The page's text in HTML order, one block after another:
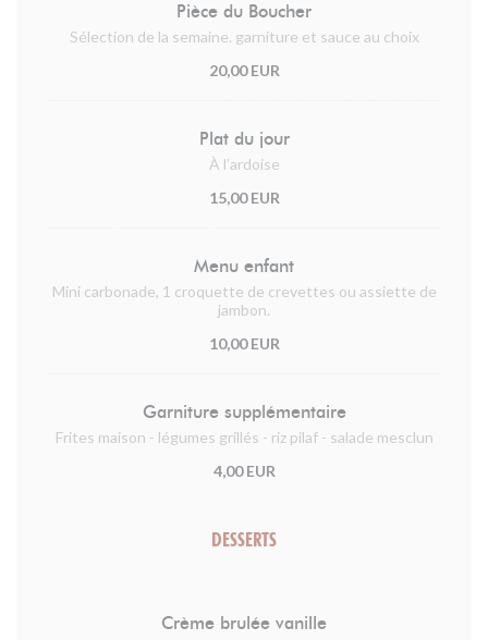
Pièce du Boucher
Sélection de la semaine. garniture et sauce au choix
20,00 EUR
Plat du jour
À l’ardoise
15,00 EUR
Menu enfant
Mini carbonade, 1 croquette de crevettes ou assiette de
jambon.
10,00 EUR
Garniture supplémentaire
Frites maison - légumes grillés - riz pilaf - salade mesclun
4,00 EUR
DESSERTS
Crème brulée vanille